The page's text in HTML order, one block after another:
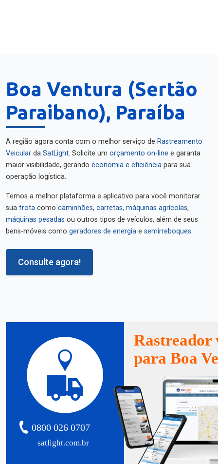
Boa Ventura (Sertão
Paraibano), Paraíba
A região agora conta com o melhor serviço de Rastreamento
Veicular da SatLight. Solicite um orçamento on-line e garanta
maior visibilidade, gerando economia e eficiência para sua
operação logística.
Temos a melhor plataforma e aplicativo para você monitorar
sua frota como caminhões, carretas, máquinas agrícolas,
máquinas pesadas ou outros tipos de veículos, além de seus
bens-móveis como geradores de energia e semirreboques.
Consulte agora!
satlight.com.br
0800 026 0707
Rastreador
para Boa